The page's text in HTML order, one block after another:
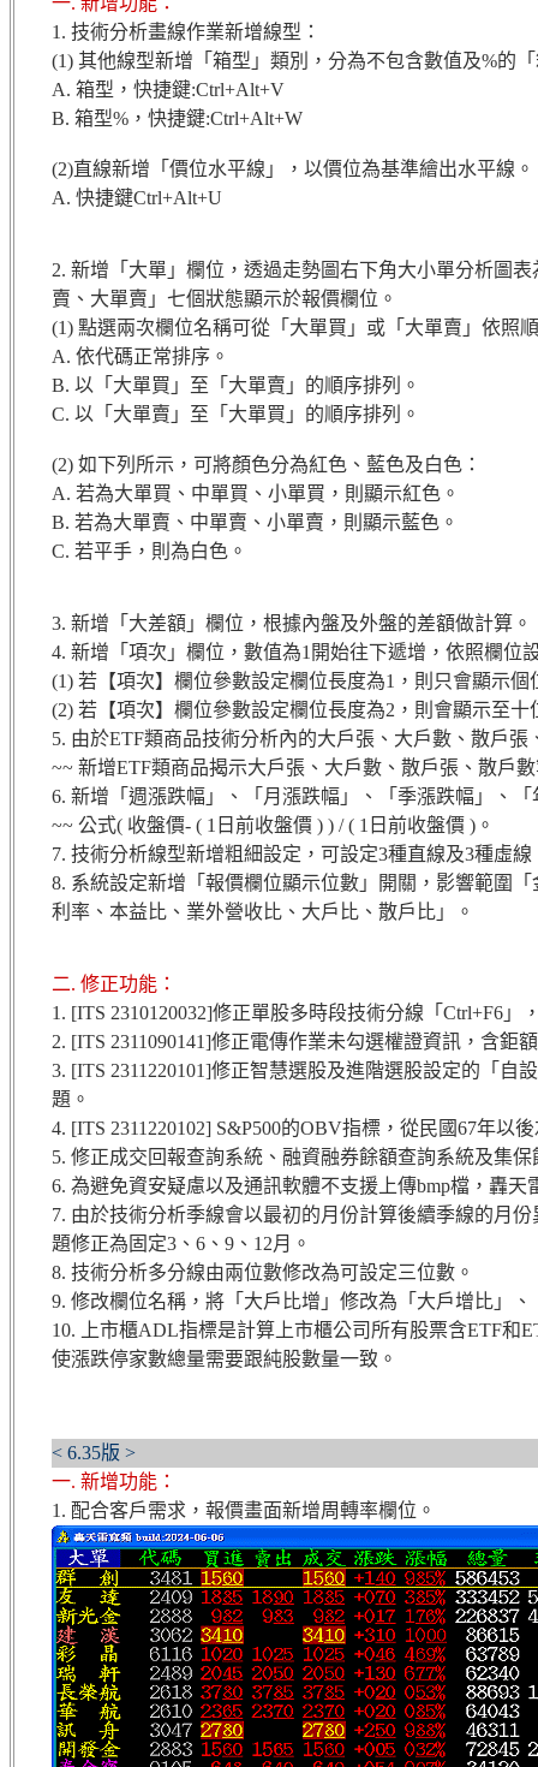
1. 技術分析畫線作業新增線型：
(1) 其他線型新增「箱型」類別，分為不包含數值及%的
A. 箱型，快捷鍵:Ctrl+Alt+V
B. 箱型%，快捷鍵:Ctrl+Alt+W
(2)直線新增「價位水平線」，以價位為基準繪出水平線。
A. 快捷鍵Ctrl+Alt+U
2. 新增「大單」欄位，透過走勢圖右下角大小單分析圖
賣、大單賣」七個狀態顯示於報價欄位。
(1) 點選兩次欄位名稱可從「大單買」或「大單賣」依照
A. 依代碼正常排序。
B. 以「大單買」至「大單賣」的順序排列。
C. 以「大單賣」至「大單買」的順序排列。
(2) 如下列所示，可將顏色分為紅色、藍色及白色：
A. 若為大單買、中單買、小單買，則顯示紅色。
B. 若為大單賣、中單賣、小單賣，則顯示藍色。
C. 若平手，則為白色。
3. 新增「大差額」欄位，根據內盤及外盤的差額做計算。
4. 新增「項次」欄位，數值為1開始往下遞增，依照欄位
(1) 若【項次】欄位參數設定欄位長度為1，則只會顯示個
(2) 若【項次】欄位參數設定欄位長度為2，則會顯示至十
5. 由於ETF類商品技術分析內的大戶張、大戶數、散戶
~~ 新增ETF類商品揭示大戶張、大戶數、散戶張、散戶
6. 新增「週漲跌幅」、「月漲跌幅」、「季漲跌幅」、
~~ 公式( 收盤價- ( 1日前收盤價 ) ) / ( 1日前收盤價 )。
7. 技術分析線型新增粗細設定，可設定3種直線及3種虛線
8. 系統設定新增「報價欄位顯示位數」開關，影響範圍
利率、本益比、業外營收比、大戶比、散戶比」。
二. 修正功能：
1. [ITS 2310120032]修正單股多時段技術分線「Ctrl+F6
2. [ITS 2311090141]修正電傳作業未勾選權證資訊，含鉅
3. [ITS 2311220101]修正智慧選股及進階選股設定的「
題。
4. [ITS 2311220102] S&P500的OBV指標，從民國67年以
5. 修正成交回報查詢系統、融資融券餘額查詢系統及集
6. 為避免資安疑慮以及通訊軟體不支援上傳bmp檔，轟
7. 由於技術分析季線會以最初的月份計算後續季線的月
題修正為固定3、6、9、12月。
8. 技術分析多分線由兩位數修改為可設定三位數。
9. 修改欄位名稱，將「大戶比增」修改為「大戶增比」
10. 上市櫃ADL指標是計算上市櫃公司所有股票含ETF
使漲跌停家數總量需要跟純股數量一致。
< 6.35版 >
一. 新增功能：
1. 配合客戶需求，報價畫面新增周轉率欄位。